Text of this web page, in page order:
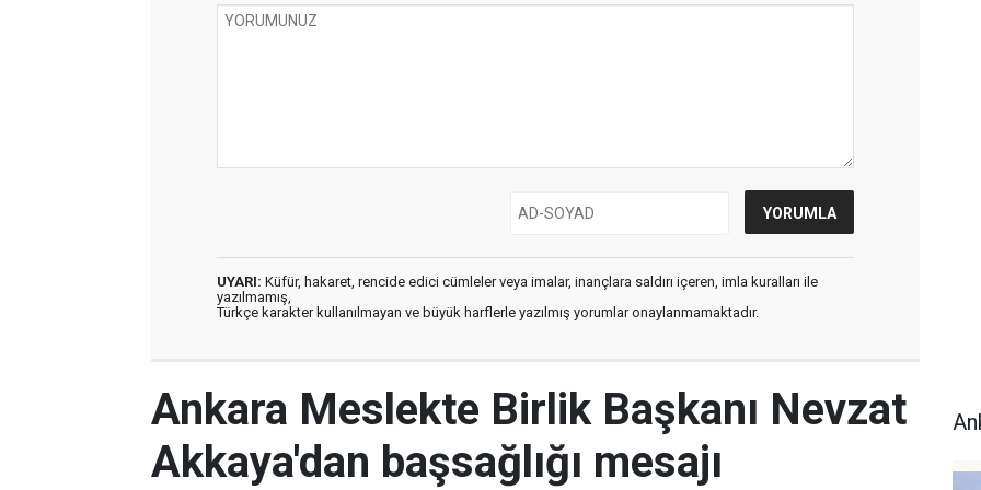
UYARI: Küfür, hakaret, rencide edici cümleler veya imalar, inançlara saldırı içeren, imla kuralları ile
yazılmamış,
Türkçe karakter kullanılmayan ve büyük harflerle yazılmış yorumlar onaylanmamaktadır.
Ankara Meslekte Birlik Başkanı Nevzat
Akkaya'dan başsağlığı mesajı